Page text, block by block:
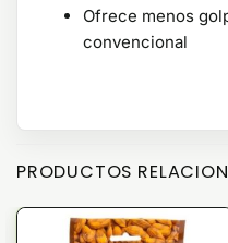
Ofrece menos
convencional
PRODUCTOS